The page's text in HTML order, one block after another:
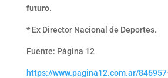
futuro.
*Ex Director Nacional de Deportes.
Fuente: Página 12
https://www.pagina12.com.ar/